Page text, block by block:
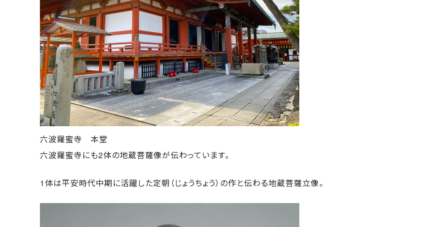
六波羅蜜寺 本堂
六波羅蜜寺にも2体の地蔵菩薩像が伝わっています。
1体は平安時代中期に活躍した定朝（じょうちょう）の作と伝わる地蔵菩薩立像。